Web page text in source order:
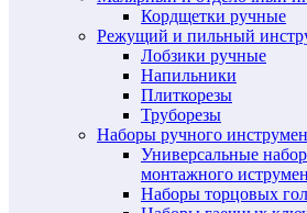
Кордщетки ручные
Режущий и пильный
Лобзики ручные
Напильники
Плиткорезы
Труборезы
Наборы ручного
Универсальные
монтажного
Наборы торцовых